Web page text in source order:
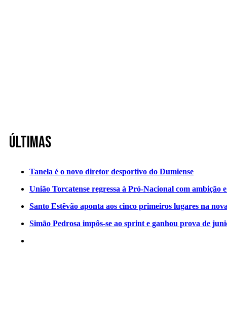
Últimas
Tanela é o novo diretor desportivo do Dumiense
União Torcatense regressa à Pró-Nacional com ambição
Santo Estêvão aponta aos cinco primeiros lugares na
Simão Pedrosa impôs-se ao sprint e ganhou prova de